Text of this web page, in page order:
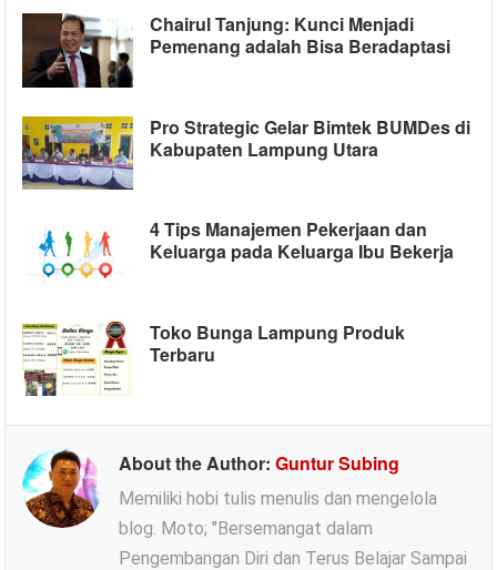
Chairul Tanjung: Kunci Menjadi
Pemenang adalah Bisa Beradaptasi
Pro Strategic Gelar Bimtek BUMDes di
Kabupaten Lampung Utara
4 Tips Manajemen Pekerjaan dan
Keluarga pada Keluarga Ibu Bekerja
Toko Bunga Lampung Produk
Terbaru
About the Author:Guntur Subing
Memiliki hobi tulis menulis dan mengelola
blog. Moto; "Bersemangat dalam
Pengembangan Diri dan Terus Belajar Sampai